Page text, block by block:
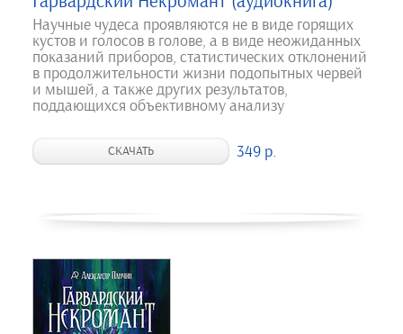
Научные чудеса проявляются не в виде горящих
кустов и голосов в голове, а в виде неожиданных
показаний приборов, статистических отклонений
в продолжительности жизни подопытных червей
и мышей, а также других результатов,
поддающихся объективному анализу
СКАЧАТЬ 349 р.